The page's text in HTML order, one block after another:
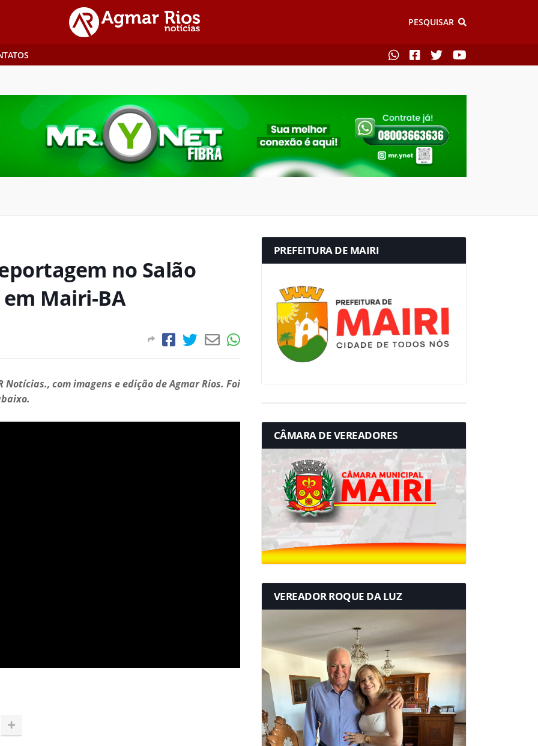
PESQUISAR
no Salão
Mairi-BA
com imagens e edição de Agmar Rios. Foi
PREFEITURA DE MAIRI
CÂMARA DE VEREADORES
VEREADOR ROQUE DA LUZ